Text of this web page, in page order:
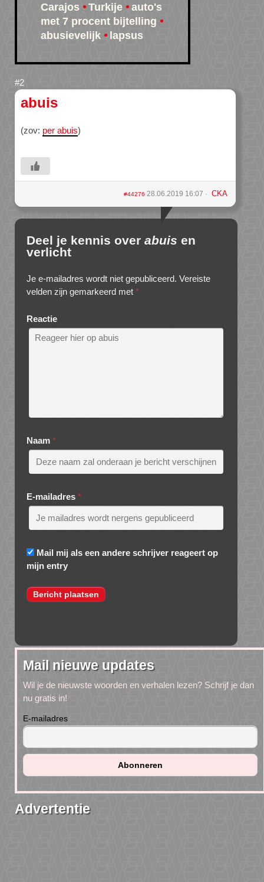
Carajos
Turkije
auto's
met 7 procent bijtelling
abusievelijk
lapsus
abuis
(zov: per abuis)
#44276 28.06.2019 16:07 CKA
Deel je kennis over abuis en
verlicht
Je e-mailadres wordt niet gepubliceerd. Vereiste
velden zijn gemarkeerd met *
Reactie
Naam *
E-mailadres *
Mail mij als een andere schrijver reageert op
mijn entry
Mail nieuwe updates
Wil je de nieuwste woorden en verhalen lezen? Schrijf je dan
nu gratis in!
E-mailadres
Advertentie